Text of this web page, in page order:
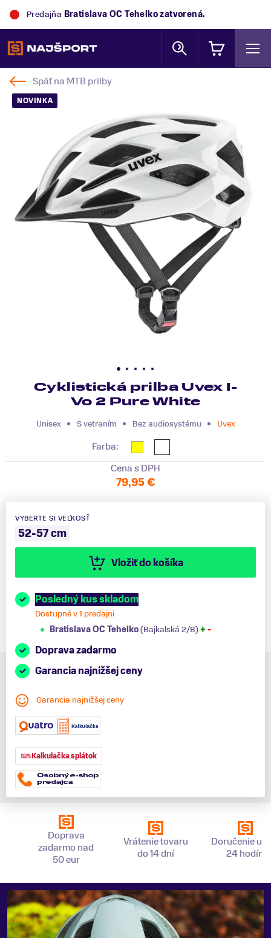
Predajňa Bratislava OC Tehelkozatvorená.
Späť na MTB prilby
NOVINKA
Cyklistická prilba Uvex I-
Vo 2 Pure White
Unisex S vetraním Bez audiosystému Uvex
Farba:
Cena s DPH
79,95 €
VYBERTE SI VEĽKOSŤ
52-57 cm
Vložiť do košíka
Posledný kus skladom
Dostupné v 1 predajni
Bratislava OC Tehelko(Bajkalská 2/B) + -
Doprava zadarmo
Garancia najnižšej ceny
Garancia najnižšej ceny
Kalkulačka splátok
Doprava
zadarmo nad
50 eur
Vrátenie tovaru
do 14 dní
Doručenie už
24 hodín